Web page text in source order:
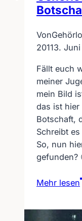
Von
20113. Juni
Fällt euch
meiner
mein Bild
das ist
Botschaft,
Schreibt
So, nun
gefunden?
Mehr lesen